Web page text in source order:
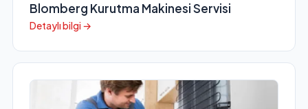
Blomberg Kurutma Makinesi Servisi
Detaylı bilgi →